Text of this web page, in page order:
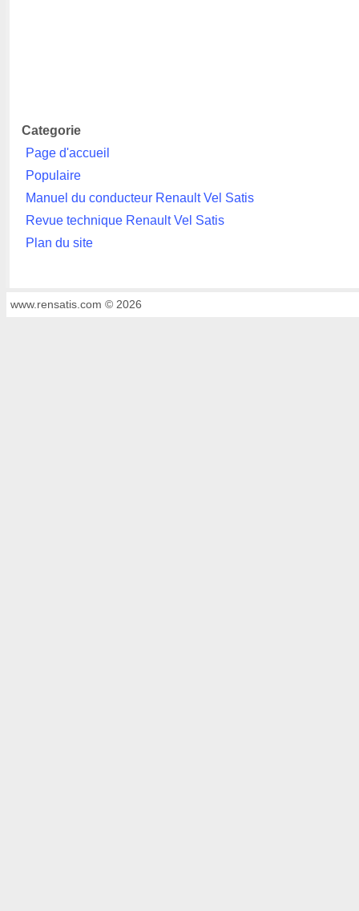
Categorie
Page d'accueil
Populaire
Manuel du conducteur Renault Vel Satis
Revue technique Renault Vel Satis
Plan du site
www.rensatis.com © 2026